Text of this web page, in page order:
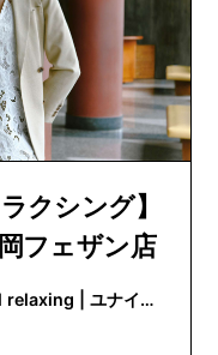
クシング】
フェザン店
| ユナイテ
ラクシング